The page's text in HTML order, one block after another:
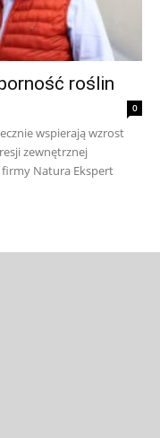
roślin
0
wspierają wzrost
zewnętrznej
Natura Ekspert